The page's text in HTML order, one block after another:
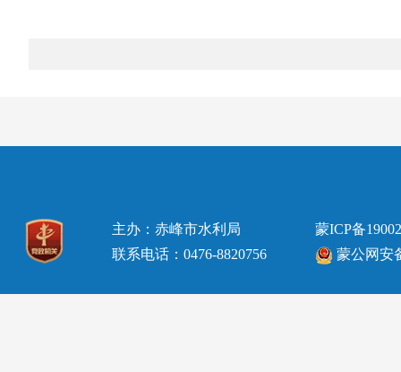
主办：赤峰市水利局
联系电话：0476-8820756
蒙ICP备
蒙公网安